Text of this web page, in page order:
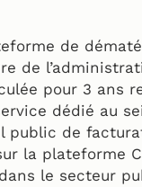
de
de
pour 3 ans
dédié au
public de
la plateforme
le secteur